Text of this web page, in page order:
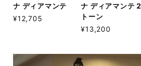
ナ ディアマンテ
¥12,705
ナ ディアマンテ 2
トーン
¥13,200